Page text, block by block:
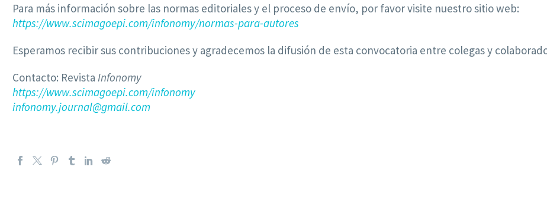
Para más información sobre las normas editoriales y el proceso de envío, por favor visite nuestro sitio web:
https://www.scimagoepi.com/infonomy/normas-para-autores
Esperamos recibir sus contribuciones y agradecemos la difusión de esta convocatoria entre colegas y
Contacto: Revista Infonomy
https://www.scimagoepi.com/infonomy
infonomy.journal@gmail.com